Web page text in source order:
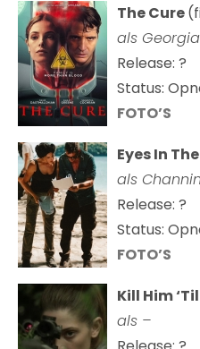
The Cure
als
Release: ?
Status:
FOTO’S
Eyes In
als
Release: ?
Status:
FOTO’S
Kill Him
als –